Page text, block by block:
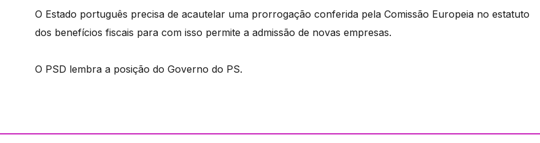
O Estado português precisa de acautelar uma prorrogação conferida pela Comissão Europeia no estatuto
dos benefícios fiscais para com isso permite a admissão de novas empresas.
O PSD lembra a posição do Governo do PS.